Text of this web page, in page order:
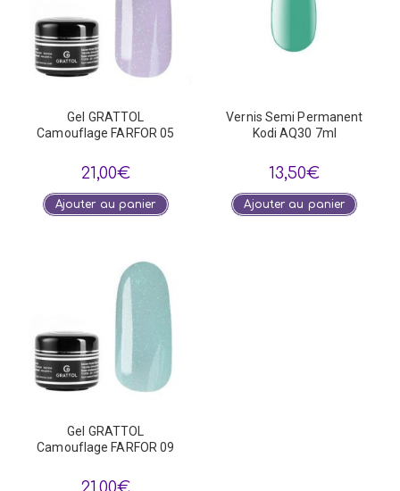
Gel GRATTOL
Camouflage FARFOR 05
21,00€
Ajouter au panier
Vernis Semi Permanent
Kodi AQ30 7ml
13,50€
Ajouter au panier
Gel GRATTOL
Camouflage FARFOR 09